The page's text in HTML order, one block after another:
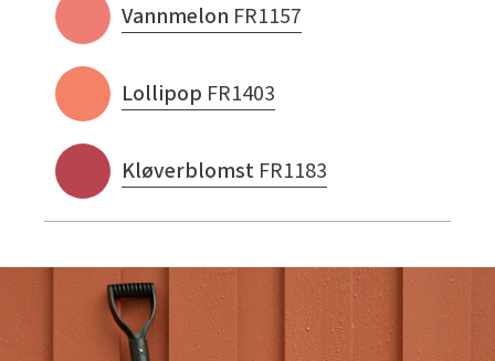
Vannmelon FR1157
Lollipop FR1403
Kløverblomst FR1183